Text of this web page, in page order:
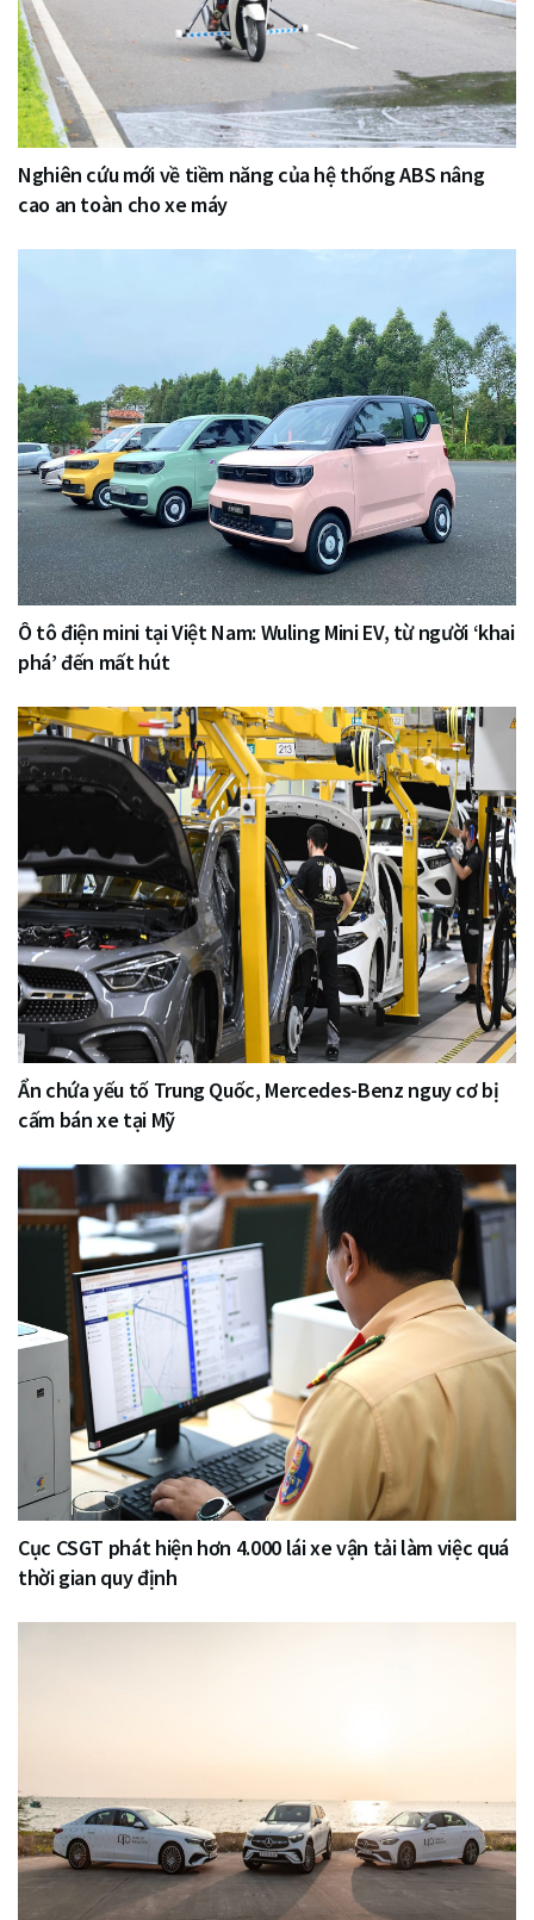
Nghiên cứu mới về tiềm năng của hệ thống ABS nâng
cao an toàn cho xe máy
Ô tô điện mini tại Việt Nam: Wuling Mini EV, từ người ‘khai
phá’ đến mất hút
Ẩn chứa yếu tố Trung Quốc, Mercedes-Benz nguy cơ bị
cấm bán xe tại Mỹ
Cục CSGT phát hiện hơn 4.000 lái xe vận tải làm việc quá
thời gian quy định